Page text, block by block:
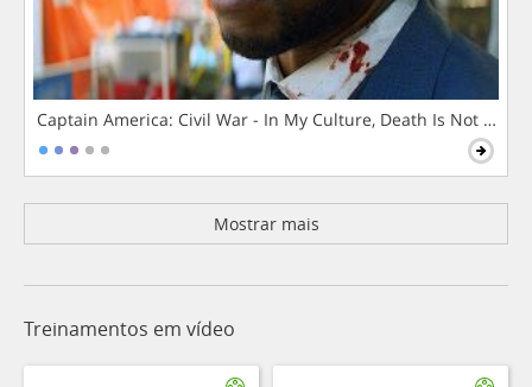
Captain America: Civil War - In My Culture, Death Is Not The
Mostrar mais
Treinamentos em vídeo